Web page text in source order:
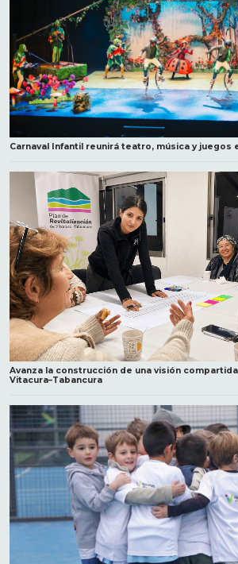
Carnaval Infantil reunirá teatro, música y juegos
Avanza la construcción de una visión
Vitacura–Tabancura